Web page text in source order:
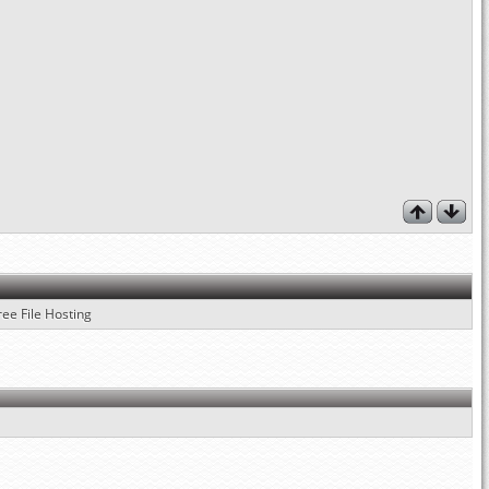
File Hosting